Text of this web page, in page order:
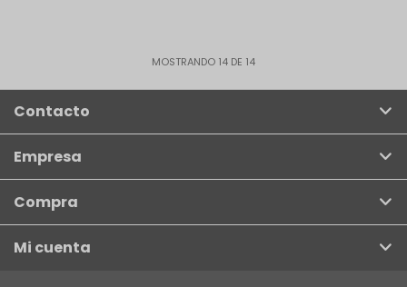
MOSTRANDO 14 DE 14
Contacto
Empresa
Compra
Mi cuenta